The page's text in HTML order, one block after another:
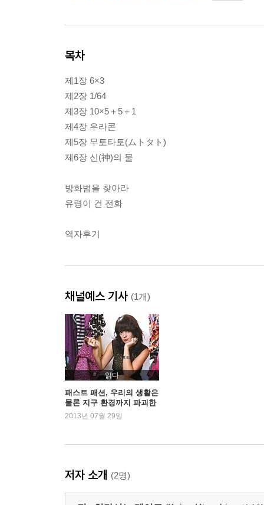
목차
제1장 6×3
제2장 1/64
제3장 10×5＋5＋1
제4장 우라콘
제5장 무토타토(ムトタト)
제6장 신(神)의 물
방화범을 찾아라
유령이 건 전화
역자후기
채널예스 기사 (1개)
읽다
패스트 패션, 우리의 생활은
물론 지구 환경까지 파괴한
다고?
2013년 07월 29일
저자 소개 (2명)